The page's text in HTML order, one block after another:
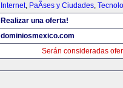
Internet, PaÃ­ses y Ciudades,
Realizar una oferta!
dominiosmexico.com
Serán consideradas